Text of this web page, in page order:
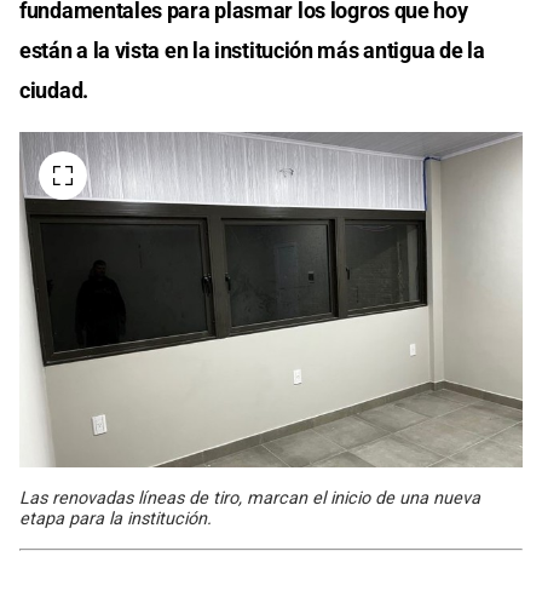
fundamentales para plasmar los logros que hoy
están a la vista en la institución más antigua de la
ciudad.
Las renovadas líneas de tiro, marcan el inicio de una nueva
etapa para la institución.